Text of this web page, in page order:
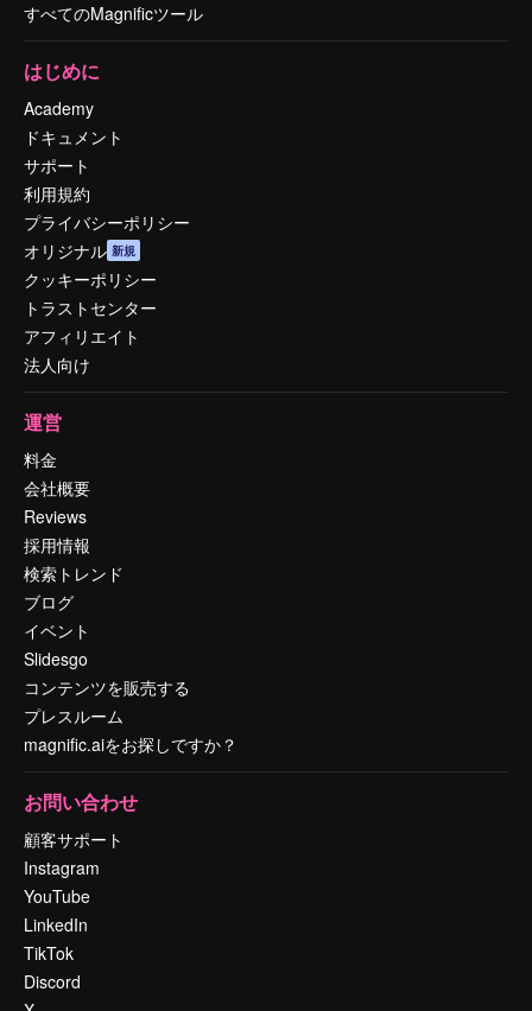
すべてのMagnificツール
はじめに
Academy
ドキュメント
サポート
利用規約
プライバシーポリシー
オリジナル 新規
クッキーポリシー
トラストセンター
アフィリエイト
法人向け
運営
料金
会社概要
Reviews
採用情報
検索トレンド
ブログ
イベント
Slidesgo
コンテンツを販売する
プレスルーム
magnific.aiをお探しですか？
お問い合わせ
顧客サポート
Instagram
YouTube
LinkedIn
TikTok
Discord